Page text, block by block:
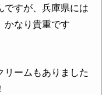
ですが、兵庫県には
かなり貴重です
ームもありました